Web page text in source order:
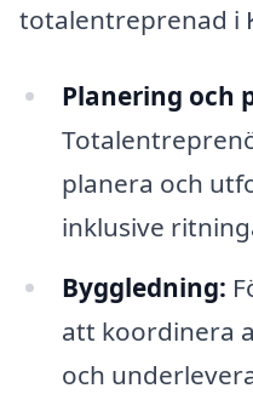
totalentreprenad i
Planering och
planera och
inklusive
Byggledning:
att koordinera
och